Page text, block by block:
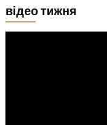
відео тижня